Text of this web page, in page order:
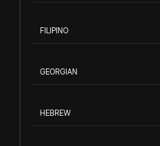
FILIPINO
GEORGIAN
HEBREW